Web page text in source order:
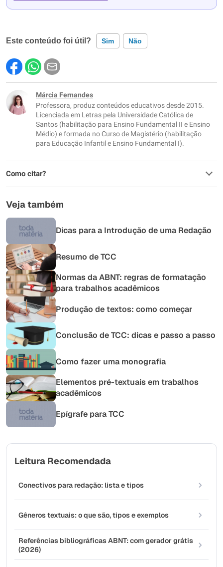
Este conteúdo foi útil? Sim Não
Este conteúdo contém informação incorreta
Este conteúdo não tem a informação que procuro
Outro
Márcia Fernandes
Professora, produz conteúdos educativos desde 2015.
Licenciada em Letras pela Universidade Católica de
Santos (habilitação para Ensino Fundamental II e Ensino
Médio) e formada no Curso de Magistério (habilitação
para Educação Infantil e Ensino Fundamental I).
Como citar?
Veja também
Dicas para a Introdução de uma Redação
Resumo de TCC
Normas da ABNT: regras de formatação
para trabalhos acadêmicos
Produção de textos: como começar
Conclusão de TCC: dicas e passo a passo
Como fazer uma monografia
Elementos pré-textuais em trabalhos
acadêmicos
Epígrafe para TCC
Leitura Recomendada
Conectivos para redação: lista e tipos
Gêneros textuais: o que são, tipos e exemplos
Referências bibliográficas ABNT: com gerador grátis
(2026)